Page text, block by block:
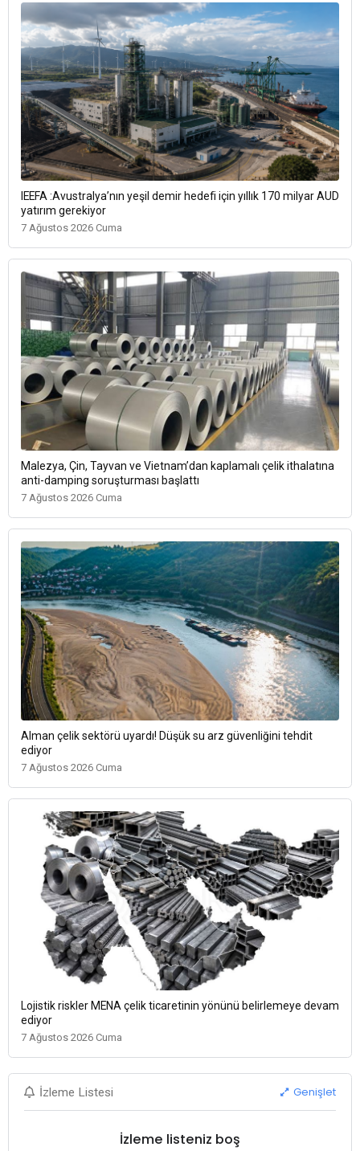
IEEFA :Avustralya’nın yeşil demir hedefi için yıllık 170 milyar AUD
yatırım gerekiyor
7 Ağustos 2026 Cuma
Malezya, Çin, Tayvan ve Vietnam’dan kaplamalı çelik ithalatına
anti-damping soruşturması başlattı
7 Ağustos 2026 Cuma
Alman çelik sektörü uyardı! Düşük su arz güvenliğini tehdit
ediyor
7 Ağustos 2026 Cuma
Lojistik riskler MENA çelik ticaretinin yönünü belirlemeye devam
ediyor
7 Ağustos 2026 Cuma
İzleme Listesi Genişlet
İzleme listeniz boş